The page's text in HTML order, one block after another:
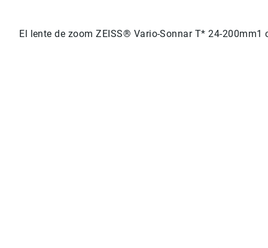
El lente de zoom ZEISS® Vario-Sonnar T* 24-